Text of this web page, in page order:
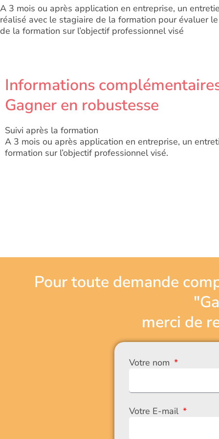
A 3 mois ou après application en entreprise, un
réalisé avec le stagiaire de la formation pour évaluer
de la formation sur l’objectif professionnel visé
Informations
Gagner en robustesse
Suivi après la formation
A 3 mois ou après application en entreprise, un
formation sur l’objectif professionnel visé.
Pour toute demande
merci de
Votre nom
Votre E-mail